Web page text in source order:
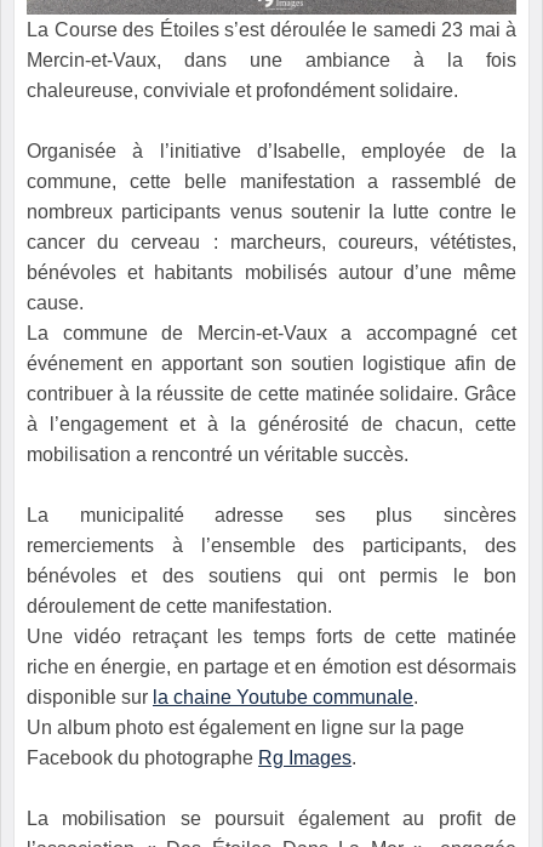
La Course des Étoiles s’est déroulée le samedi 23 mai à
Mercin-et-Vaux, dans une ambiance à la fois
chaleureuse, conviviale et profondément solidaire.
Organisée à l’initiative d’Isabelle, employée de la
commune, cette belle manifestation a rassemblé de
nombreux participants venus soutenir la lutte contre le
cancer du cerveau : marcheurs, coureurs, vététistes,
bénévoles et habitants mobilisés autour d’une même
cause.
La commune de Mercin-et-Vaux a accompagné cet
événement en apportant son soutien logistique afin de
contribuer à la réussite de cette matinée solidaire. Grâce
à l’engagement et à la générosité de chacun, cette
mobilisation a rencontré un véritable succès.
La municipalité adresse ses plus sincères
remerciements à l’ensemble des participants, des
bénévoles et des soutiens qui ont permis le bon
déroulement de cette manifestation.
Une vidéo retraçant les temps forts de cette matinée
riche en énergie, en partage et en émotion est désormais
disponible sur la chaine Youtube communale.
Un album photo est également en ligne sur la page
Facebook du photographe Rg Images.
La mobilisation se poursuit également au profit de